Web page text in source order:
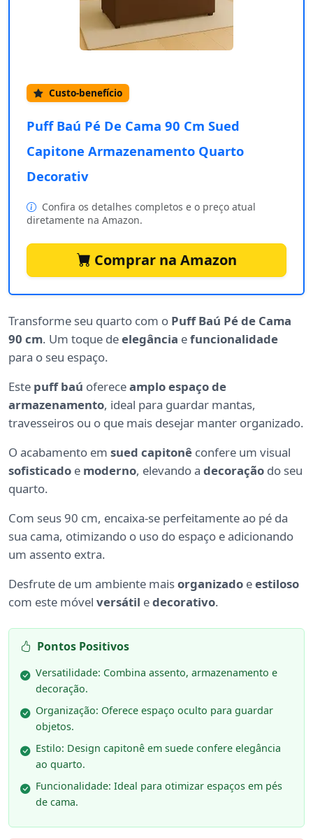
Custo-benefício
Puff Baú Pé De Cama 90 Cm Sued
Capitone Armazenamento Quarto
Decorativ
Confira os detalhes completos e o preço atual
diretamente na Amazon.
Comprar na Amazon
Transforme seu quarto com o Puff Baú Pé de Cama
90 cm. Um toque deelegância efuncionalidade
para o seu espaço.
Este puff baú ofereceamplo espaço de
armazenamento, ideal para guardar mantas,
travesseiros ou o que mais desejar manter organizado.
O acabamento em sued capitonê confere um visual
sofisticado e moderno, elevando a decoração do seu
quarto.
Com seus 90 cm, encaixa-se perfeitamente ao pé da
sua cama, otimizando o uso do espaço e adicionando
um assento extra.
Desfrute de um ambiente maisorganizado eestiloso
com este móvel versátil edecorativo.
Pontos Positivos
Versatilidade: Combina assento, armazenamento e
decoração.
Organização: Oferece espaço oculto para guardar
objetos.
Estilo: Design capitonê em suede confere elegância
ao quarto.
Funcionalidade: Ideal para otimizar espaços em pés
de cama.